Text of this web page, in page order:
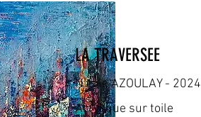
LA TRAVERSEE
Nicole AZOULAY - 2024
Acrylique sur toile